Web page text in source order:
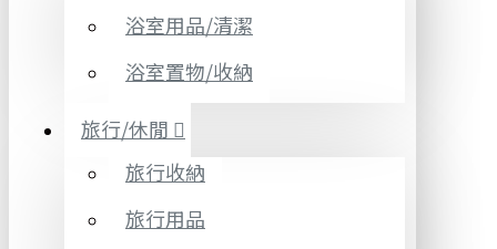
浴室用品/清潔
浴室置物/收納
旅行/休閒
旅行收納
旅行用品